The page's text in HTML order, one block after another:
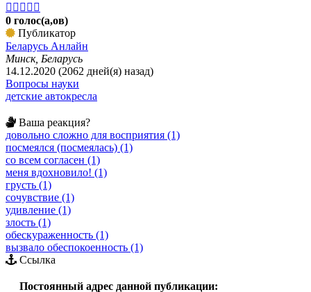
    
0 голос(а,ов)
Публикатор
Беларусь Анлайн
Минск, Беларусь
14.12.2020 (2062 дней(я) назад)
Вопросы науки
детские автокресла
Ваша реакция?
довольно сложно для восприятия (1)
посмеялся (посмеялась) (1)
со всем согласен (1)
меня вдохновило! (1)
грусть (1)
сочувствие (1)
удивление (1)
злость (1)
обескураженность (1)
вызвало обеспокоенность (1)
Ссылка
Постоянный адрес данной публикации: